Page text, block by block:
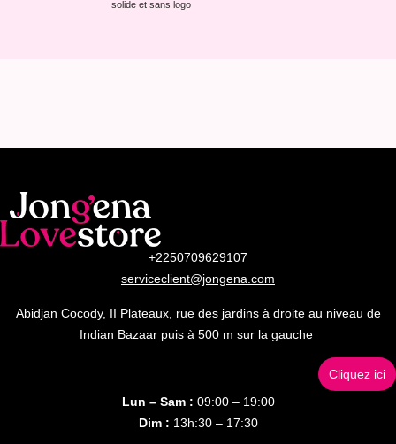
solide et sans logo
+2250709629107
serviceclient@jongena.com
Abidjan Cocody, II Plateaux, rue des jardins à droite au niveau de
Indian Bazaar puis à 500 m sur la gauche
Cliquez ici
Lun – Sam : 09:00 – 19:00
Dim : 13h:30 – 17:30